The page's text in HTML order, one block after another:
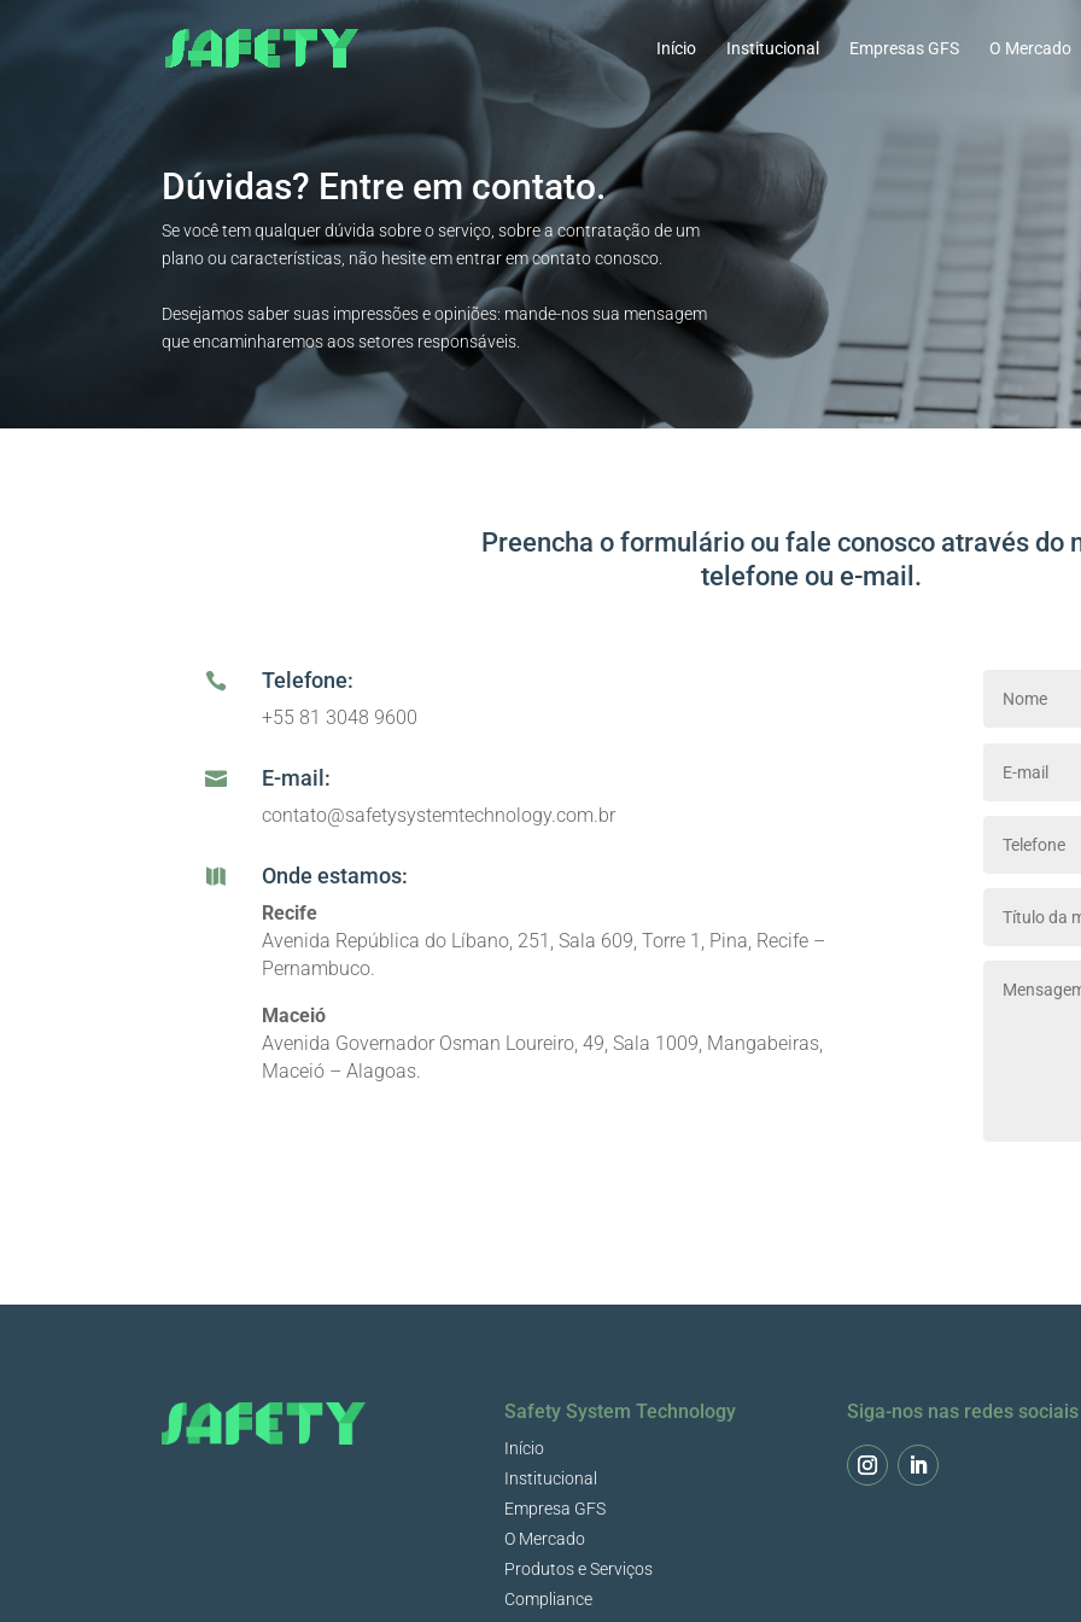
Início Institucional Empresas GFS O Mercado
Dúvidas? Entre em contato.
Se você tem qualquer dúvida sobre o serviço, sobre a contratação de um
plano ou características, não hesite em entrar em contato conosco.
Desejamos saber suas impressões e opiniões: mande-nos sua mensagem
que encaminharemos aos setores responsáveis.
Preencha o formulário ou fale conosco através do
telefone ou e-mail.
 Telefone:
+55 81 3048 9600
 E-mail:
contato@safetysystemtechnology.com.br
 Onde estamos:
Recife
Avenida República do Líbano, 251, Sala 609, Torre 1, Pina, Recife –
Pernambuco.
Maceió
Avenida Governador Osman Loureiro, 49, Sala 1009, Mangabeiras,
Maceió – Alagoas.
Safety System Technology
Início
Institucional
Empresa GFS
O Mercado
Produtos e Serviços
Compliance
Siga-nos nas redes sociais